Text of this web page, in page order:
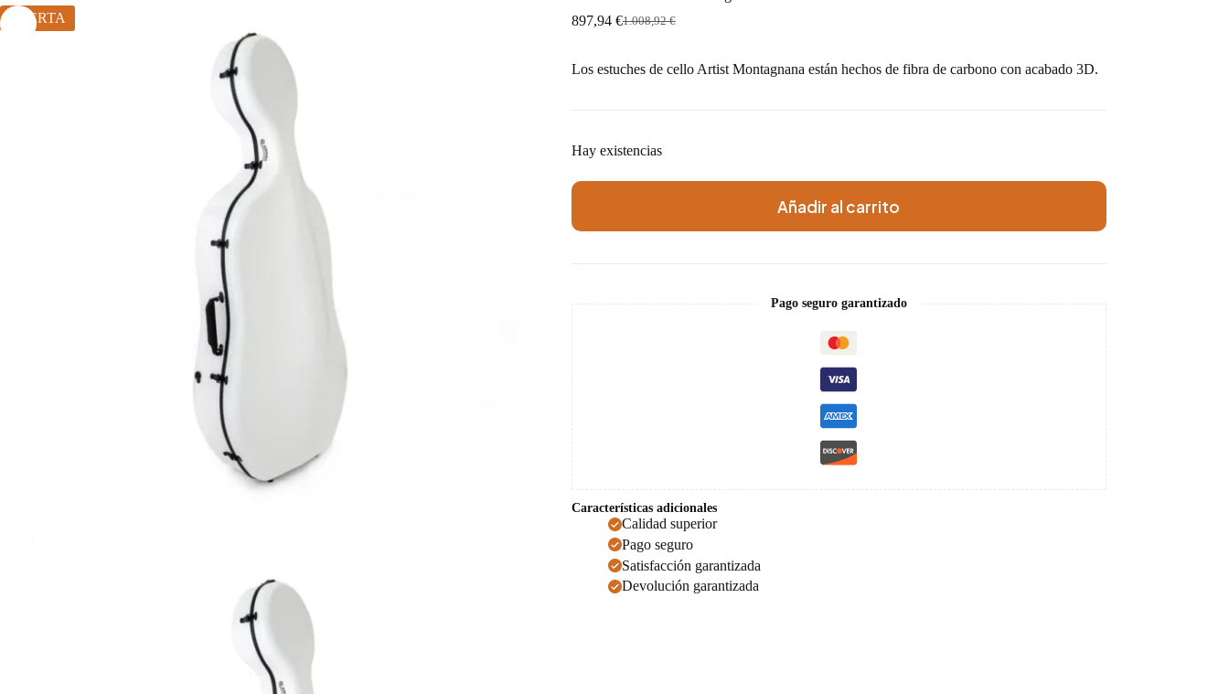
OFERTA 1.008,92€
El
original
era:
897,94 €El
actual
es:
Los estuches de cello Artist Montagnana están hechos de fibra de carbono con acabado 3D.
Hay existencias
Añadir al carrito
Pago seguro garantizado
Características adicionales
Calidad superior
Pago seguro
Satisfacción garantizada
Devolución garantizada